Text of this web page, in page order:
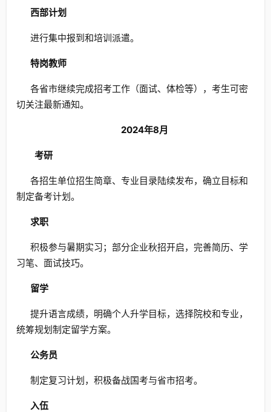
西部计划
进行集中报到和培训派遣。
特岗教师
各省市继续完成招考工作（面试、体检等），考生可密
切关注最新通知。
2024年8月
考研
各招生单位招生简章、专业目录陆续发布，确立目标和
制定备考计划。
求职
积极参与暑期实习；部分企业秋招开启，完善简历、学
习笔、面试技巧。
留学
提升语言成绩，明确个人升学目标，选择院校和专业，
统筹规划制定留学方案。
公务员
制定复习计划，积极备战国考与省市招考。
入伍